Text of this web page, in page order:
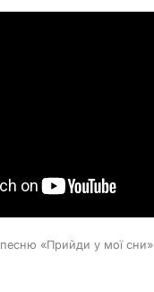
«Прийди у мої сни»